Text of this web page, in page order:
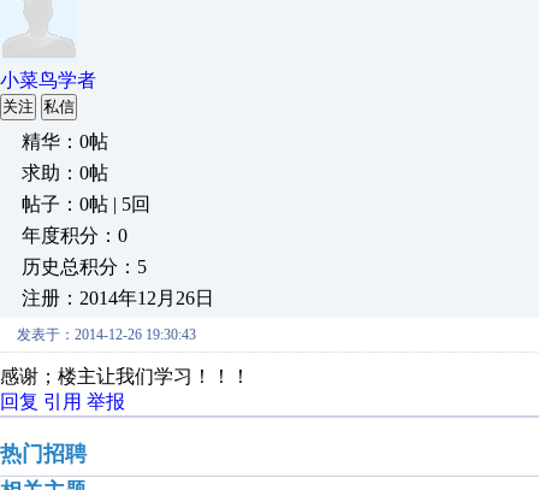
小菜鸟学者
关注 私信
精华：0帖
求助：0帖
帖子：0帖 | 5回
年度积分：0
历史总积分：5
注册：2014年12月26日
发表于：2014-12-26 19:30:43
感谢；楼主让我们学习！！！
回复 引用 举报
热门招聘